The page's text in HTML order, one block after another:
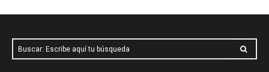
Buscar: Escribe aquí tu búsqueda